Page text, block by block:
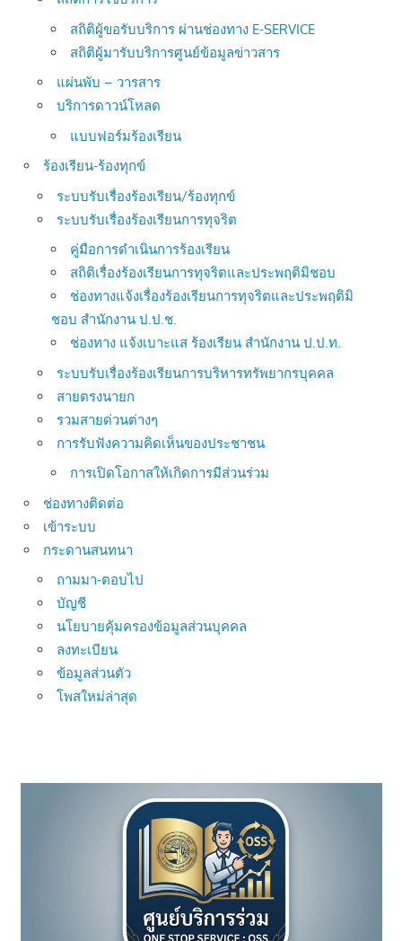
สถิติผู้ขอรับบริการ ผ่านช่องทาง E-SERVICE
สถิติผู้มารับบริการศูนย์ข้อมูลข่าวสาร
แผ่นพับ – วารสาร
บริการดาวน์โหลด
แบบฟอร์มร้องเรียน
ร้องเรียน-ร้องทุกข์
ระบบรับเรื่องร้องเรียน/ร้องทุกข์
ระบบรับเรื่องร้องเรียนการทุจริต
คู่มือการดำเนินการร้องเรียน
สถิติเรื่องร้องเรียนการทุจริตและประพฤติมิชอบ
ช่องทางแจ้งเรื่องร้องเรียนการทุจริตและประพฤติมิ
ชอบ สำนักงาน ป.ป.ช.
ช่องทาง แจ้งเบาะแส ร้องเรียน สำนักงาน ป.ป.ท.
ระบบรับเรื่องร้องเรียนการบริหารทรัพยากรบุคคล
สายตรงนายก
รวมสายด่วนต่างๆ
การรับฟังความคิดเห็นของประชาชน
การเปิดโอกาสให้เกิดการมีส่วนร่วม
ช่องทางติดต่อ
เข้าระบบ
กระดานสนทนา
ถามมา-ตอบไป
บัญชี
นโยบายคุ้มครองข้อมูลส่วนบุคคล
ลงทะเบียน
ข้อมูลส่วนตัว
โพสใหม่ล่าสุด